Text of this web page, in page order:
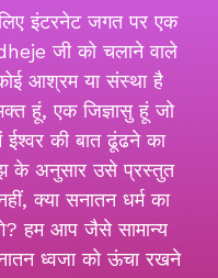
इंटरनेट जगत पर एक
जी को चलाने वाले
आश्रम या संस्था है
हूं, एक जिज्ञासु हूं जो
की बात ढूंढने का
के अनुसार उसे प्रस्तुत
क्या सनातन धर्म का
हम आप जैसे सामान्य
ध्वजा को ऊंचा रखने